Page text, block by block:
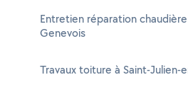
Entretien réparation
Genevois
Travaux toiture à Saint-Julien-